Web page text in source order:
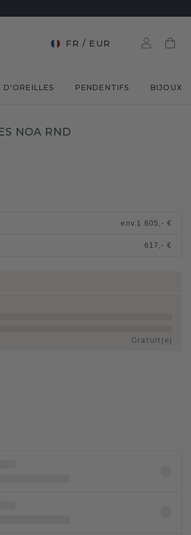
FR / EUR
D'OREILLES PENDENTIFS BIJOUX
NOA RND
env. 1 605,- €
617,- €
Gratuit(e)